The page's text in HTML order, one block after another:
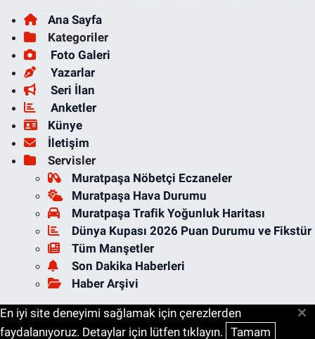
Ana Sayfa
Kategoriler
Foto Galeri
Yazarlar
Seri İlan
Anketler
Künye
İletişim
Servisler
Muratpaşa Nöbetçi Eczaneler
Muratpaşa Hava Durumu
Muratpaşa Trafik Yoğunluk Haritası
Dünya Kupası 2026 Puan Durumu ve Fikstür
Tüm Manşetler
Son Dakika Haberleri
Haber Arşivi
En iyi site deneyimi sağlamak için çerezlerden
faydalanıyoruz. Detaylar için lütfen tıklayın. Tamam